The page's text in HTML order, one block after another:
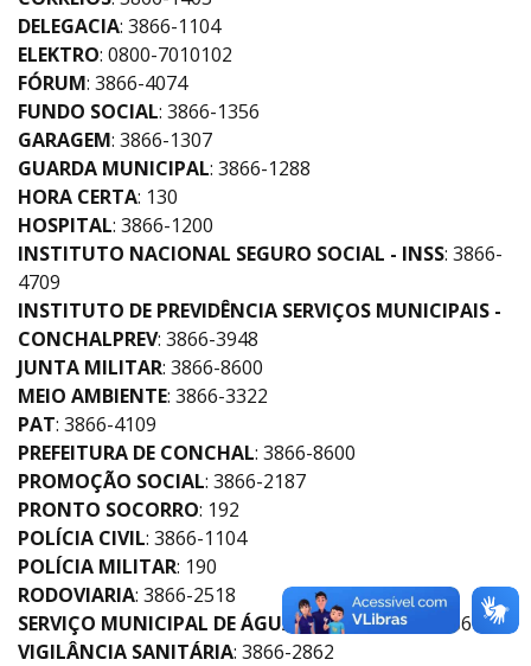
DELEGACIA: 3866-1104
ELEKTRO: 0800-7010102
FÓRUM: 3866-4074
FUNDO SOCIAL: 3866-1356
GARAGEM: 3866-1307
GUARDA MUNICIPAL: 3866-1288
HORA CERTA: 130
HOSPITAL: 3866-1200
INSTITUTO NACIONAL SEGURO SOCIAL - INSS: 3866-
4709
INSTITUTO DE PREVIDÊNCIA SERVIÇOS MUNICIPAIS -
CONCHALPREV: 3866-3948
JUNTA MILITAR: 3866-8600
MEIO AMBIENTE: 3866-3322
PAT: 3866-4109
PREFEITURA DE CONCHAL: 3866-8600
PROMOÇÃO SOCIAL: 3866-2187
PRONTO SOCORRO: 192
POLÍCIA CIVIL: 3866-1104
POLÍCIA MILITAR: 190
RODOVIARIA: 3866-2518
SERVIÇO MUNICIPAL DE ÁGUA E ESGOTO: 3866-8600
VIGILÂNCIA SANITÁRIA: 3866-2862